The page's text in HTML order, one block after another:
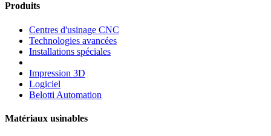
Produits
Centres d'usinage CNC
Technologies avancées
Installations spéciales
Impression 3D
Logiciel
Belotti Automation
Matériaux usinables